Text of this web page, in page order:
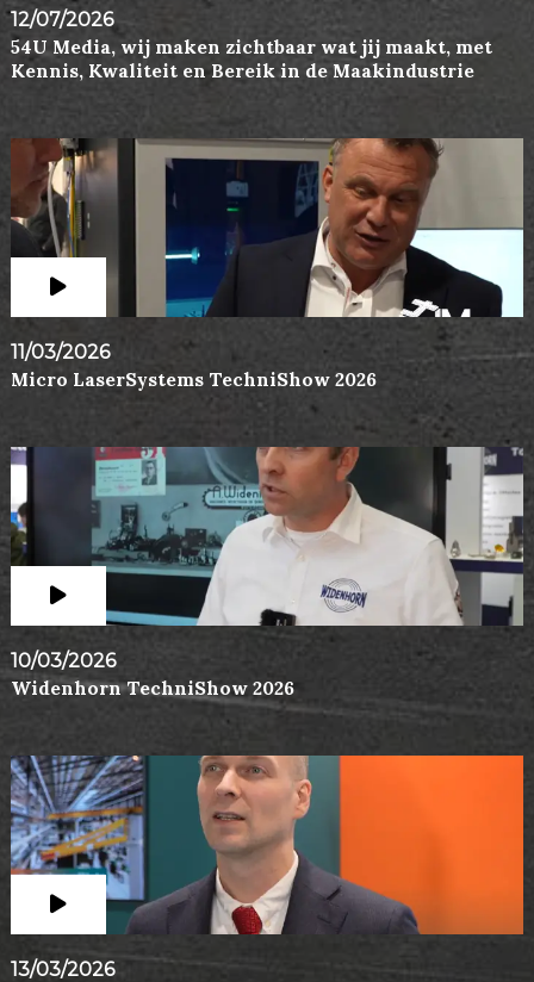
12/07/2026
54U Media, wij maken zichtbaar wat jij maakt, met
Kennis, Kwaliteit en Bereik in de Maakindustrie
11/03/2026
Micro LaserSystems TechniShow 2026
10/03/2026
Widenhorn TechniShow 2026
13/03/2026